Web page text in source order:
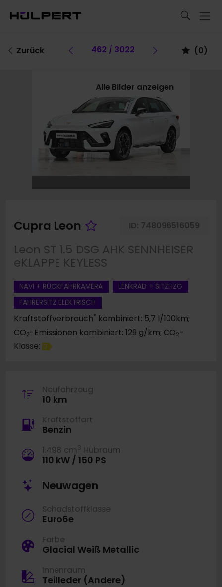
Zurück Vorheriges Fahrzeug
462 / 3022 Vorheriges
(0)
Alle Bilder anzeigen
Cupra Leon Fahrzeug merken
ID: 748096516059
Leon ST 1.5 DSG AHK SENNHEISER
eKLAPPE KEYLESS
NAVI + RÜCKFAHRKAMERA
LENKRAD + SITZHZG
FAHRERSITZ ELEKTRISCH
Kraftstoffverbrauch* kombiniert: 5,7 l/100km;
CO2-Emissionen kombiniert: 129 g/km; CO2-
Klasse: D
Neufahrzeug
10 km
Kraftstoffart
Benzin
1.498 cm 3 Hubraum
110 kW / 150 PS
Neuwagen
Schadstoffklasse
Euro6e
Farbe
Glacial Weiß Metallic
Innenraum
Teilleder (Andere)